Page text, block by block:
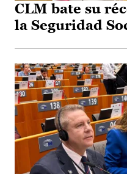
CLM bate su
la Seguridad